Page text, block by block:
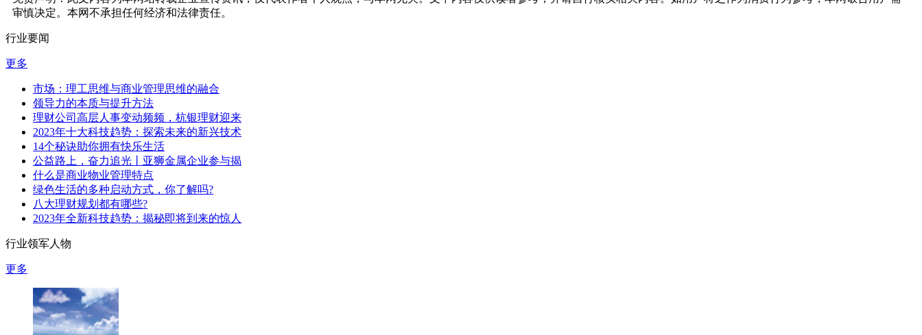
审慎决定。本网不承担任何经济和法律责任。
行业要闻
更多
市场：理工思维与商业管理思维的融合
领导力的本质与提升方法
理财公司高层人事变动频频，杭银理财迎来
2023年十大科技趋势：探索未来的新兴技术
14个秘诀助你拥有快乐生活
公益路上，奋力追光丨亚狮金属企业参与揭
什么是商业物业管理特点
绿色生活的多种启动方式，你了解吗?
八大理财规划都有哪些?
2023年全新科技趋势：揭秘即将到来的惊人
行业领军人物
更多